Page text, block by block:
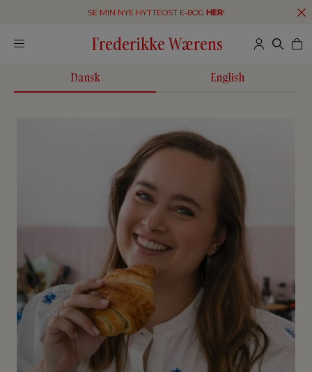
SE MIN NYE HYTTEOST E-BOG HER!
Frederikke Wærens
Dansk English